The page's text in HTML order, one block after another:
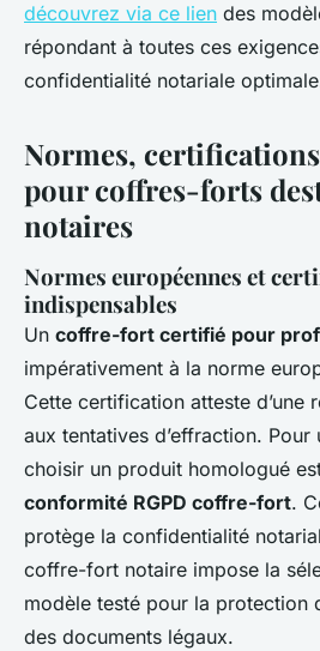
découvrez via ce lien des
répondant à toutes ces
confidentialité notariale
Normes,
pour coffres-forts
notaires
Normes européennes et
indispensables
Un coffre-fort certifié pour
impérativement à la norme
Cette certification atteste d’une
aux tentatives d’effraction. Pour
choisir un produit homologué
conformité RGPD coffre-fort.
protège la confidentialité
coffre-fort notaire impose la
modèle testé pour la protection
des documents légaux.